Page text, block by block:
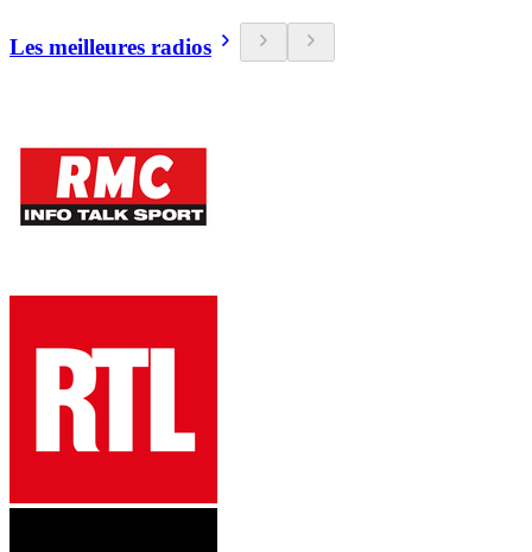
Les meilleures radios